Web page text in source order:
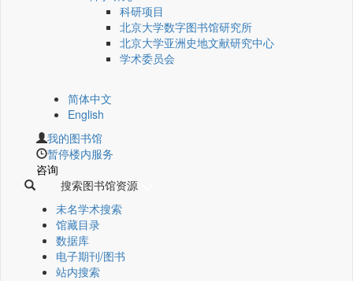
科研项目
北京大学数字图书馆研究所
北京大学亚洲史地文献研究中心
学术委员会
简体中文
English
我的图书馆
暂停楼内服务
咨询
搜索图书馆资源
未名学术搜索
馆藏目录
数据库
电子期刊/图书
站内搜索